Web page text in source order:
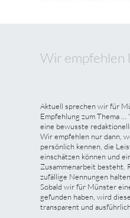
Wir empfehlen
Aktuell sprechen wir für
Empfehlung zum Thema
eine bewusste
Wir empfehlen nur dann,
persönlich kennen, die
einschätzen können und
Zusammenarbeit besteht.
zufällige Nennungen
Sobald wir für Münster
gefunden haben, wird
transparent und